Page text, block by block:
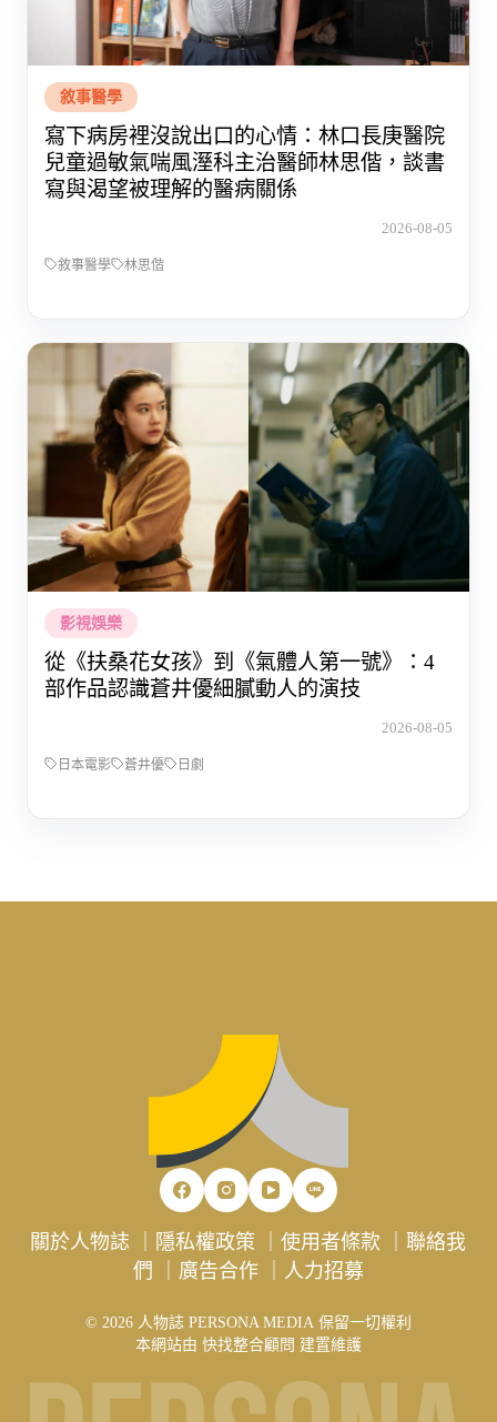
敘事醫學
寫下病房裡沒說出口的心情：林口長庚醫院
兒童過敏氣喘風溼科主治醫師林思偕，談書
寫與渴望被理解的醫病關係
2026-08-05
敘事醫學 林思偕
影視娛樂
從《扶桑花女孩》到《氣體人第一號》：4
部作品認識蒼井優細膩動人的演技
2026-08-05
日本電影 蒼井優 日劇
關於人物誌 隱私權政策 ｜使用者條款 ｜聯絡我
們
廣告合作｜ 人力招募
© 2026 人物誌 PERSONA MEDIA 保留一切權利
本網站由 快找整合顧問 建置維護